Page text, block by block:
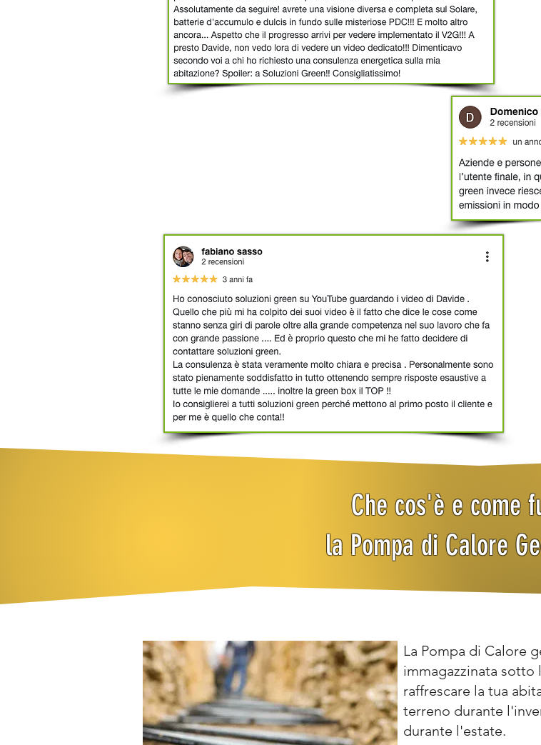
Che cos'è e come
la Pompa di Calore
La Pompa di Calore
immagazzinata sotto
raffrescare la tua
terreno durante
durante l'estate.